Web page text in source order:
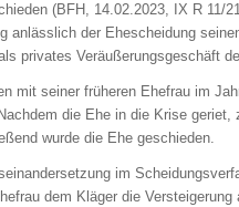
(BFH, 14.02.2023, IX R 11/
anlässlich der Ehescheidung
privates Veräußerungsgeschäft
mit seiner früheren Ehefrau im
die Ehe in die Krise
wurde die Ehe geschieden.
im
dem Kläger die